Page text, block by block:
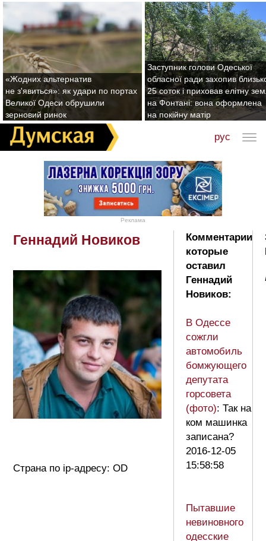
«Жодних альтернатив
не з'явиться»: як удари по портах
Великої Одеси обрушили
зерновий ринок
Заступник голови Одеської
обласної ради захопив
25 соток і приховав елітну
на Фонтані: вона оформлена
на покійну матір
рус
Реклама
Геннадий Новиков
Страна по ip-адресу: OD
Комментарии
которые
оставил
Геннадий
Новиков:
В Одессе
сожгли
автомобиль
бомжующего
депутата
горсовета
(фото): Так на
ком машинка
записана?
2016-12-05
15:58:58
Пытавшие
невиновного
одесские